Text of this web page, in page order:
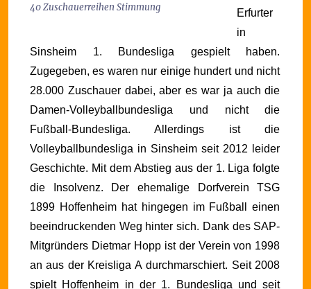
40 Zuschauerreihen Stimmung
Erfurter
in
Sinsheim 1. Bundesliga gespielt haben.
Zugegeben, es waren nur einige hundert und nicht
28.000 Zuschauer dabei, aber es war ja auch die
Damen-Volleyballbundesliga und nicht die
Fußball-Bundesliga.Allerdings ist die
Volleyballbundesliga in Sinsheim seit 2012 leider
Geschichte. Mit dem Abstieg aus der 1. Liga folgte
die Insolvenz. Der ehemalige Dorfverein TSG
1899 Hoffenheim hat hingegen im Fußball einen
beeindruckenden Weg hinter sich. Dank des SAP-
Mitgründers Dietmar Hopp ist der Verein von 1998
an aus der Kreisliga A durchmarschiert. Seit 2008
spielt Hoffenheim in der 1. Bundesliga und seit